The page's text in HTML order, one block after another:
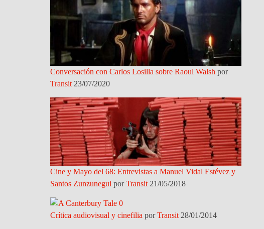
Conversación con Carlos Losilla sobre Raoul Walsh por
Transit 23/07/2020
Cine y Mayo del 68: Entrevistas a Manuel Vidal Estévez y
Santos Zunzunegui porTransit 21/05/2018
Crítica audiovisual y cinefilia porTransit 28/01/2014